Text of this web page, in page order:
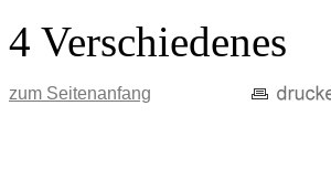
4 Verschiedenes
zum Seitenanfang